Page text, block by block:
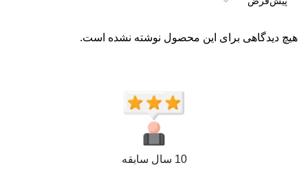
هیچ دیدگاهی برای این محصول نوشته نشده است.
10 سال سابقه